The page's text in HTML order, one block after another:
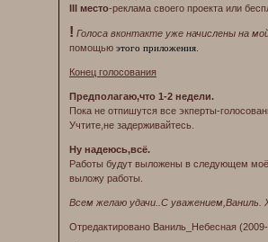
III место-реклама своего проекта или
! Голоса вконтакте уже начислены на
помощью этого приложения
Конец голосования
Предполагаю,что 1-2 недели.
Пока не отпишутся все экперты-
Учтите,не задерживайтесь.
Ну надеюсь,всё.
Работы будут выложены в следующем
выложу работы.
Всем желаю удачи..С уважением,Ваниль.
Отредактировано Ваниль_Небесная